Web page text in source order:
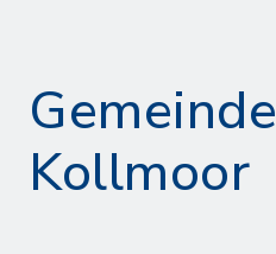
Gemeinde
Kollmoor